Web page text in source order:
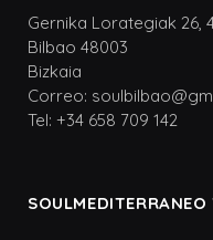
Gernika Lorategiak 26,
Bilbao 48003
Bizkaia
Correo:
Tel: +34 658 709 142